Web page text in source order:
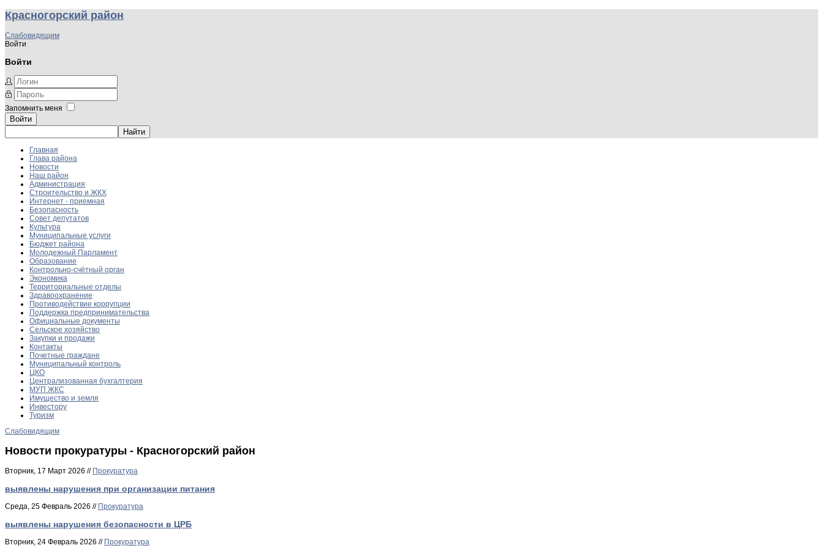
Красногорский район
Слабовидящим
Войти
Войти
Запомнить меня
Войти
Главная
Глава района
Новости
Наш район
Администрация
Строительство и ЖКХ
Интернет - приемная
Безопасность
Совет депутатов
Культура
Муниципальные услуги
Бюджет района
Молодежный Парламент
Образование
Контрольно-счётный орган
Экономика
Территориальные отделы
Здравоохранение
Противодействие коррупции
Поддержка предпринимательства
Официальные документы
Сельское хозяйство
Закупки и продажи
Контакты
Почетные граждане
Муниципальный контроль
ЦКО
Централизованная бухгалтерия
МУП ЖКС
Имущество и земля
Инвестору
Туризм
Слабовидящим
Новости прокуратуры - Красногорский район
Вторник, 17 Март 2026 // Прокуратура
выявлены нарушения при организации питания
Среда, 25 Февраль 2026 // Прокуратура
выявлены нарушения безопасности в ЦРБ
Вторник, 24 Февраль 2026 // Прокуратура